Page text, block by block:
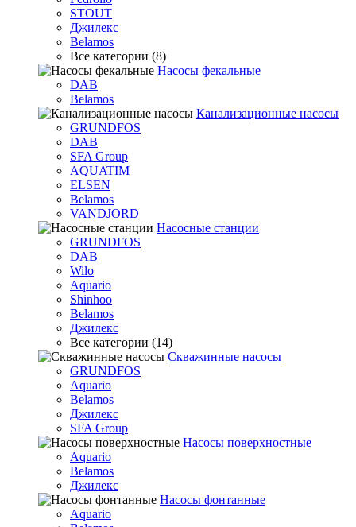
STOUT
Джилекс
Belamos
Все категории (8)
Насосы фекальные
DAB
Belamos
Канализационные насосы
GRUNDFOS
DAB
SFA Group
AQUATIM
ELSEN
Belamos
VANDJORD
Насосные станции
GRUNDFOS
DAB
Wilo
Aquario
Shinhoo
Belamos
Джилекс
Все категории (14)
Скважинные насосы
GRUNDFOS
Aquario
Belamos
Джилекс
SFA Group
Насосы поверхностные
Aquario
Belamos
Джилекс
Насосы фонтанные
Aquario